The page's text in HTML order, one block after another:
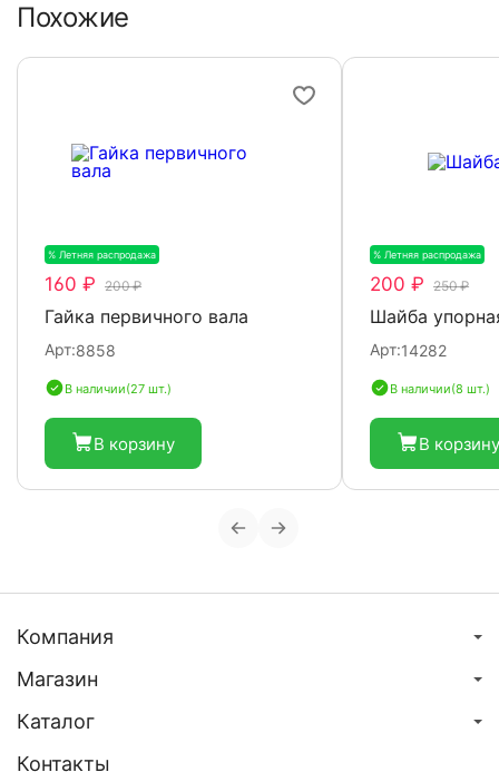
Похожие
% Летняя распродажа
160 ₽ 200 ₽
Гайка первичного вала
Арт:8858
В наличии(27 шт.)
В корзину
% Летняя распродажа
200 ₽ 250 ₽
Шайба
Арт:14282
В наличии(8 шт.)
В корзину
Компания
Магазин
Каталог
Контакты